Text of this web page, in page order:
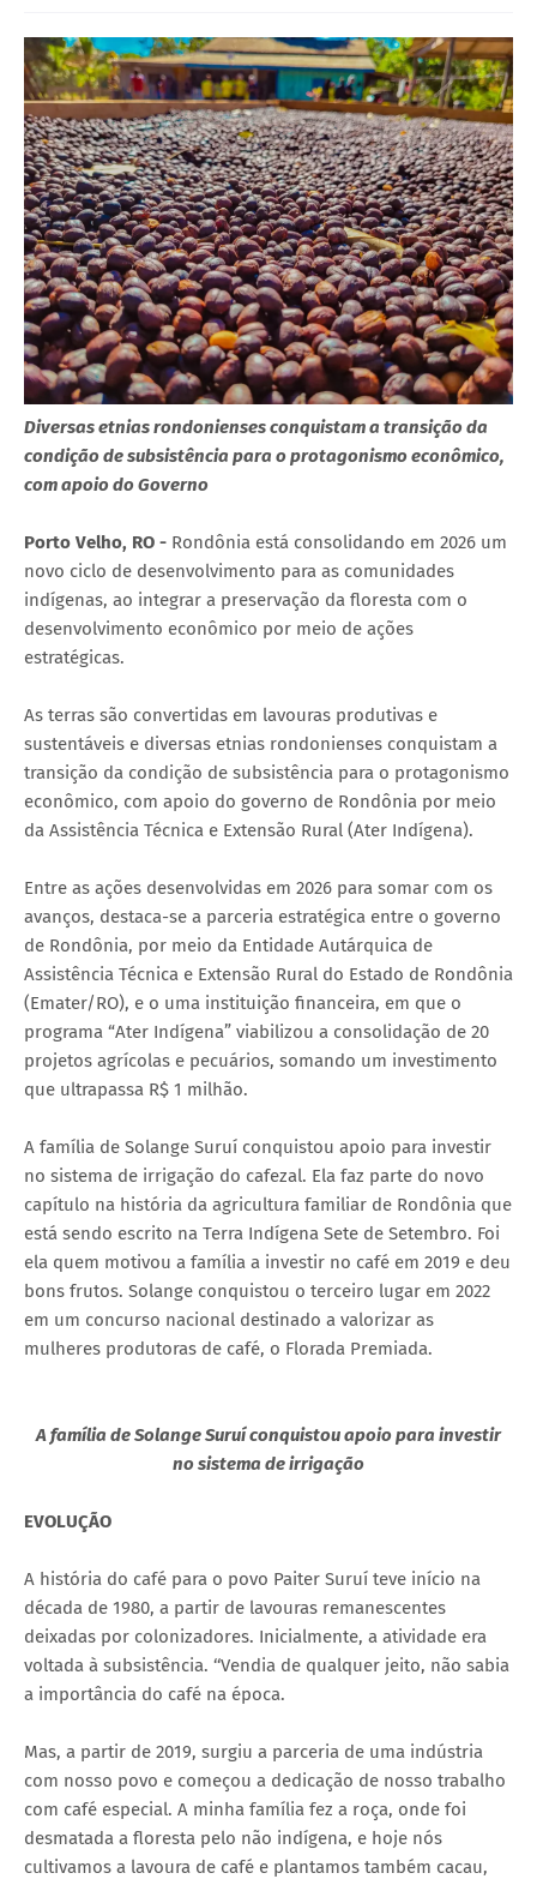
Diversas etnias rondonienses conquistam a transição da
condição de subsistência para o protagonismo econômico,
com apoio do Governo
Porto Velho, RO - Rondônia está consolidando em 2026 um
novo ciclo de desenvolvimento para as comunidades
indígenas, ao integrar a preservação da floresta com o
desenvolvimento econômico por meio de ações
estratégicas.
As terras são convertidas em lavouras produtivas e
sustentáveis e diversas etnias rondonienses conquistam a
transição da condição de subsistência para o protagonismo
econômico, com apoio do governo de Rondônia por meio
da Assistência Técnica e Extensão Rural (Ater Indígena).
Entre as ações desenvolvidas em 2026 para somar com os
avanços, destaca-se a parceria estratégica entre o governo
de Rondônia, por meio da Entidade Autárquica de
Assistência Técnica e Extensão Rural do Estado de Rondônia
(Emater/RO), e o uma instituição financeira, em que o
programa “Ater Indígena” viabilizou a consolidação de 20
projetos agrícolas e pecuários, somando um investimento
que ultrapassa R$ 1 milhão.
A família de Solange Suruí conquistou apoio para investir
no sistema de irrigação do cafezal. Ela faz parte do novo
capítulo na história da agricultura familiar de Rondônia que
está sendo escrito na Terra Indígena Sete de Setembro. Foi
ela quem motivou a família a investir no café em 2019 e deu
bons frutos. Solange conquistou o terceiro lugar em 2022
em um concurso nacional destinado a valorizar as
mulheres produtoras de café, o Florada Premiada.
A família de Solange Suruí conquistou apoio para investir
no sistema de irrigação
EVOLUÇÃO
A história do café para o povo Paiter Suruí teve início na
década de 1980, a partir de lavouras remanescentes
deixadas por colonizadores. Inicialmente, a atividade era
voltada à subsistência. ‘‘Vendia de qualquer jeito, não sabia
a importância do café na época.
Mas, a partir de 2019, surgiu a parceria de uma indústria
com nosso povo e começou a dedicação de nosso trabalho
com café especial. A minha família fez a roça, onde foi
desmatada a floresta pelo não indígena, e hoje nós
cultivamos a lavoura de café e plantamos também cacau,